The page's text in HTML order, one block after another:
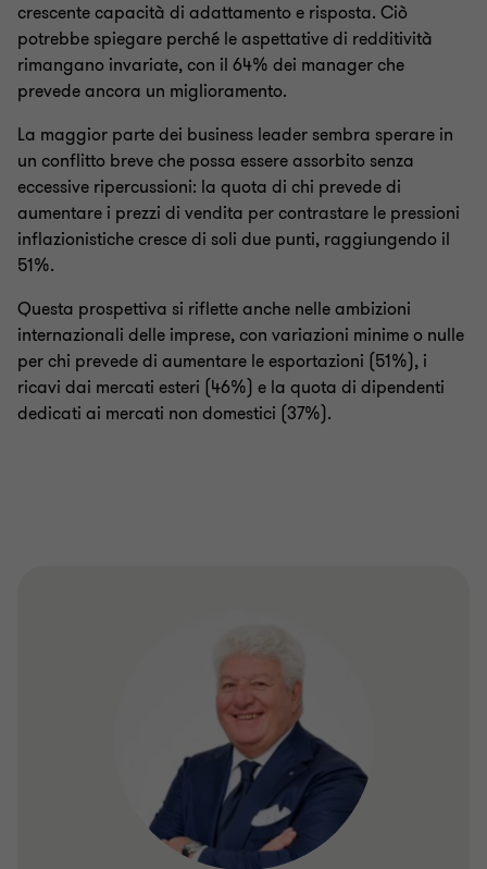
crescente capacità di adattamento e risposta. Ciò
potrebbe spiegare perché le aspettative di redditività
rimangano invariate, con il 64% dei manager che
prevede ancora un miglioramento.
La maggior parte dei business leader sembra sperare in
un conflitto breve che possa essere assorbito senza
eccessive ripercussioni: la quota di chi prevede di
aumentare i prezzi di vendita per contrastare le pressioni
inflazionistiche cresce di soli due punti, raggiungendo il
51%.
Questa prospettiva si riflette anche nelle ambizioni
internazionali delle imprese, con variazioni minime o nulle
per chi prevede di aumentare le esportazioni (51%), i
ricavi dai mercati esteri (46%) e la quota di dipendenti
dedicati ai mercati non domestici (37%).